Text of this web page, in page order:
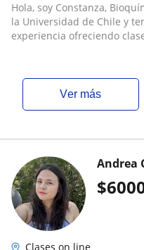
Hola, soy Constanza,
la Universidad de Chile y
experiencia ofreciendo
ver más
$
Andrea
Clases on line